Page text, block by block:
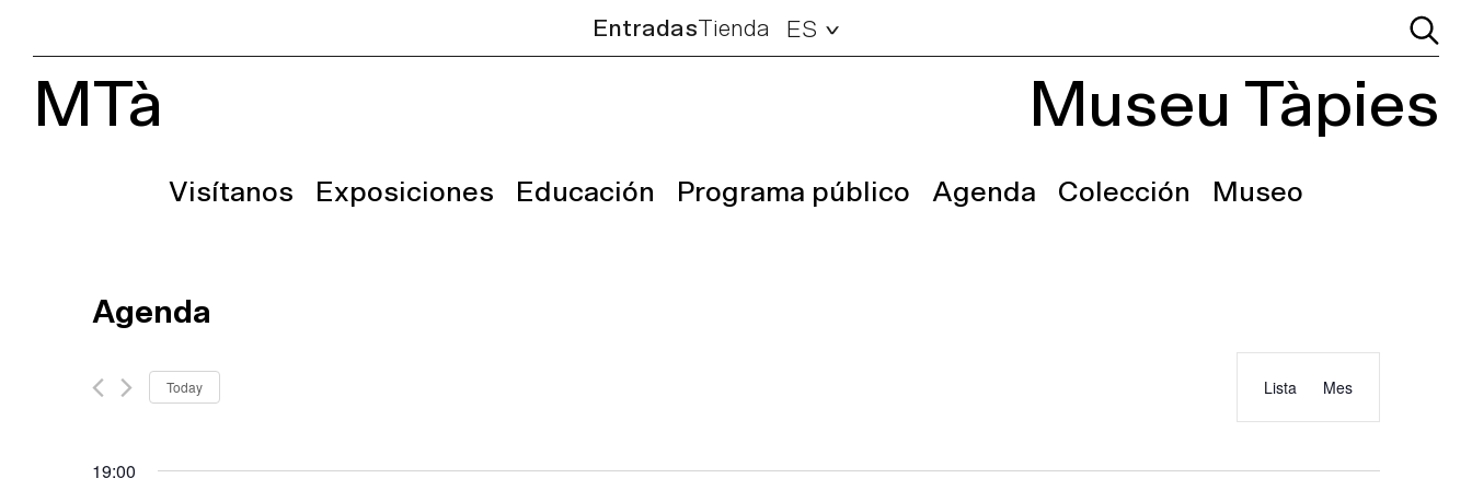
EntradasTienda ES
MTà Museu Tàpies
Visítanos Exposiciones Educación Programa público Agenda Colección Museo
Agenda
Views
Navigation
Lista Mes
Today
19:00